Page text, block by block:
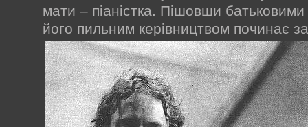
мати – піаністка. Пішовши
його пильним керівництвом починає